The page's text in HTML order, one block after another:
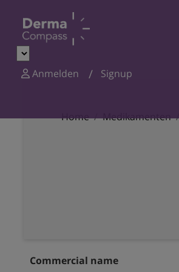
Anmelden
Signup
Home
Medikamenten
Commercial name